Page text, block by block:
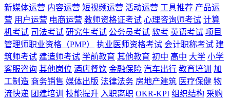
新媒体运营 内容运营 短视频运营 活动运营 工具推荐 产品运
营 用户运营 电商运营 教师资格证考试 心理咨询师考试 计算
机考试 司法考试 研究生考试 公务员考试 软考 英语考试 项目
管理师职业资格（PMP）
执业医师资格考试 会计职称考试 建
筑师考试 建造师考试 学前教育 其他教育 初中 高中 大学 小学
客服咨询 其他岗位 酒店餐饮 金融保险 汽车出行 教育培训
加
工制造 商务销售 媒体出版 法律法务 房地产建筑 医疗保健 物
流快递 团建培训 技能提升 入职离职 OKR-KPI 组织结构 采购